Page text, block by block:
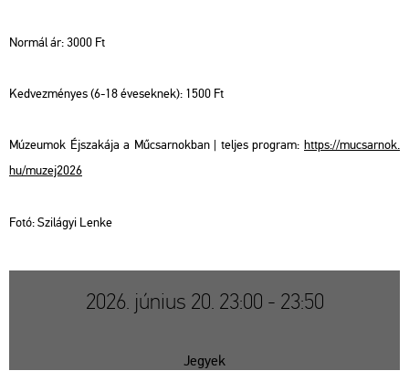
Nor­mál ár: 3000 Ft
Ked­vez­mé­nyes (6-18 éve­sek­nek): 1500 Ft
Mú­ze­u­mok Éj­sza­ká­ja a Mű­csar­nok­ban | tel­jes prog­ram: https://​mu­csar­nok.​
hu/​mu­zej2026
Fotó: Szi­lá­gyi Lenke
2026. június 20. 23:00 - 23:50
Jegyek